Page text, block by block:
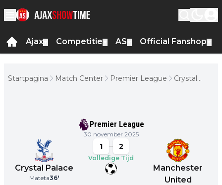
Ajax Competitie AS Official Fanshop
Startpagina Match Center Premier League
Crystal
Premier League
30 november 2025
Crystal Palace
Mateta36'
1 2
Volledige Tijd
Manchester
United